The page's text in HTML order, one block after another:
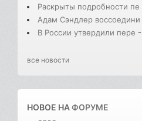
Раскрыты подробности пе
Адам Сэндлер воссоедини
В России утвердили пере
все новости
НОВОЕ НАФОРУМЕ